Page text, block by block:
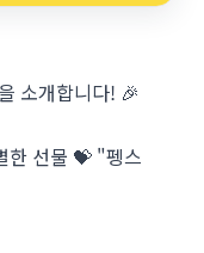
소개합니다! 🎉
한 선물 💝 "펭스